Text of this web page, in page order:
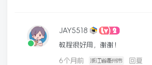
JAY5518
教程很好用，谢谢！
6个月前 浙江省衢州市 回复